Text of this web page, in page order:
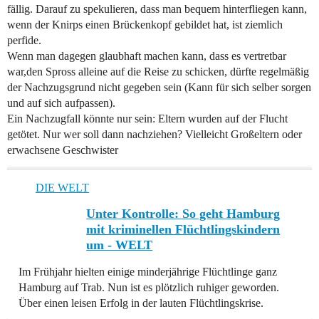
fällig. Darauf zu spekulieren, dass man bequem hinterfliegen kann,
wenn der Knirps einen Brückenkopf gebildet hat, ist ziemlich
perfide.
Wenn man dagegen glaubhaft machen kann, dass es vertretbar
war,den Spross alleine auf die Reise zu schicken, dürfte regelmäßig
der Nachzugsgrund nicht gegeben sein (Kann für sich selber sorgen
und auf sich aufpassen).
Ein Nachzugfall könnte nur sein: Eltern wurden auf der Flucht
getötet. Nur wer soll dann nachziehen? Vielleicht Großeltern oder
erwachsene Geschwister
DIE WELT
Unter Kontrolle: So geht Hamburg
mit kriminellen Flüchtlingskindern
um - WELT
Im Frühjahr hielten einige minderjährige Flüchtlinge ganz
Hamburg auf Trab. Nun ist es plötzlich ruhiger geworden.
Über einen leisen Erfolg in der lauten Flüchtlingskrise.